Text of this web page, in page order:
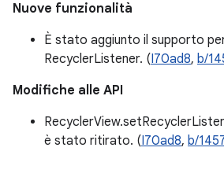
Nuove funzionalità
È stato aggiunto il supporto
RecyclerListener. (I70ad8, b/
Modifiche alle API
è stato ritirato. (I70ad8, b/